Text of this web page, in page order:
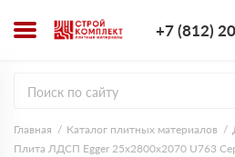
+7 (812)
Главная Каталог плитных материалов
Плита ЛДСП Egger 25х2800х2070 U763